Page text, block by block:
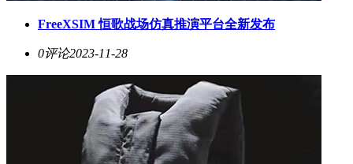
FreeXSIM 恒歌战场仿真推演平台全新发布
0评论2023-11-28